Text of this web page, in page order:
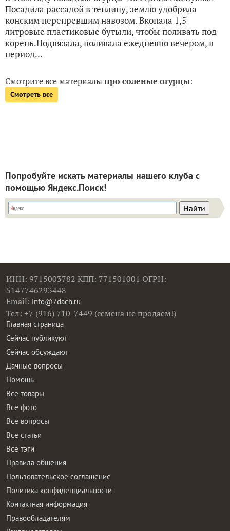
Посадила рассадой в теплицу, землю удобрила
конским перепревшим навозом. Вкопала 1,5
литровые пластиковые бутыли, чтобы поливать под
корень.Подвязала, поливала ежедневно вечером, в
период...
Смотрите все материалыпро соленые огурцы:
Смотреть все
Попробуйте искать материалы нашего клуба с
помощью Яндекс.Поиск!
ИНН: 9715003782 КПП: 771501001 ОГРН:
5147746293448
Email: info@7dach.ru
Тел: +7 (916) 710-7449 (семена не продаем!)
Главная страница
Сейчас публикуют
Сейчас обсуждают
Дачные вопросы
Помощь
Все товары
Все фото
Все вопросы
Все статьи
Все тэги
Правила общения
Пользовательское соглашение
Политика конфиденциальности
Контактная информация
Правообладателям